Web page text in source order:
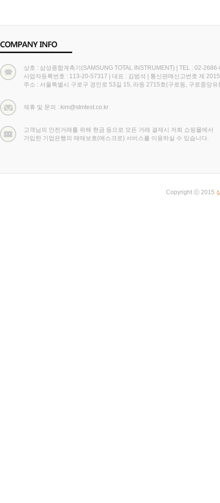
상호 : 삼성종합계측기(SAMSUNG TOTAL INSTRUMENT) | TEL : 02-
사업자등록번호 : 113-20-57317 | 대표 : 김범석 | 통신판매신고번호 제
주소 : 서울특별시 구로구 경인로 53길 15, 라동 2715호(구로동, 구로중앙유
제휴 및 문의 : kim@stmtest.co.kr
고객님의 안전거래를 위해 현금 등으로 모든 거래 결제시 저희 쇼핑몰에서
가입한 기업은행의 매매보호(에스크로) 서비스를 이용하실 수 있습니다.
Copyright ⓒ 2015